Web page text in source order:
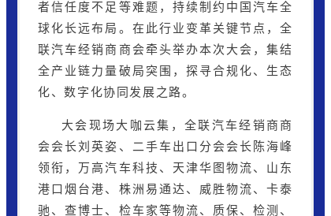
者信任度不足等难题，持续制约中国汽车全
球化长远布局。在此行业变革关键节点，全
联汽车经销商商会牵头举办本次大会，集结
全产业链力量破局突围，探寻合规化、生态
化、数字化协同发展之路。
大会现场大咖云集，全联汽车经销商商
会会长刘英姿、二手车出口分会会长陈海峰
领衔， 万高汽车科技 、天津华图物流、山东
港口烟台港、株洲易通达、 威胜物流、卡泰
驰、查博士、检车家等物流、质保、检测、